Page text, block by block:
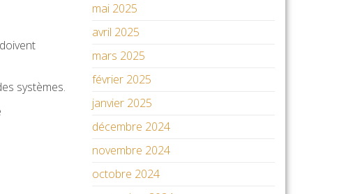
systèmes.
mai 2025
avril 2025
mars 2025
février 2025
janvier 2025
décembre 2024
novembre 2024
octobre 2024